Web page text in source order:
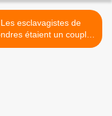
Les esclavagistes de
étaient un couple
asiatico-africain maoïste >